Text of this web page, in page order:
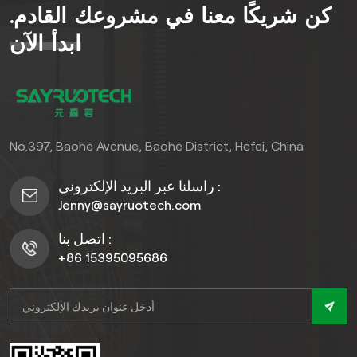
كن شريكًا معنا في مشروعك القادم.
ابدأ الآن
No.397, Baohe Avenue, Baohe District, Hefei, China
راسلنا عبر البريد الإلكتروني :
Jenny@sayruotech.com
اتصل بنا :
+86 15395095686